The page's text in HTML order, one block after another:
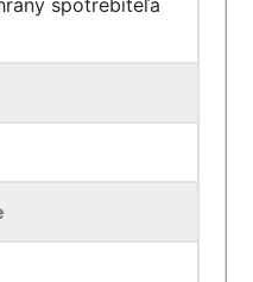
spotrebiteľa